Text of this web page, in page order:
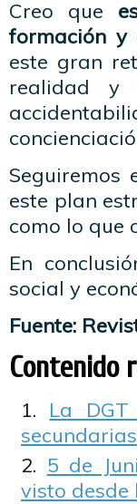
Creo que
formación y
este gran
realidad y
Seguiremos
este plan
como lo que
En
social y
Fuente:
Contenido
La
secundarias
5 de
visto desde